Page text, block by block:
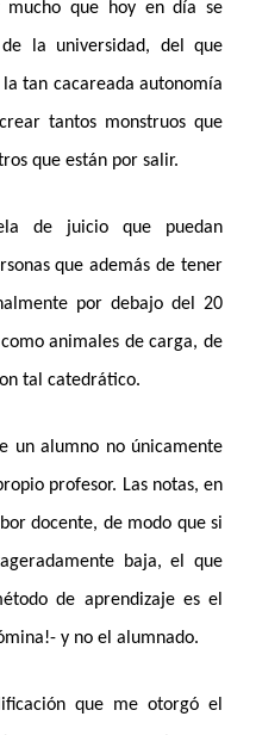
que hoy en día se
la universidad, del que
tan cacareada autonomía
tantos monstruos que
que están por salir.
de juicio que puedan
que además de tener
por debajo del 20
animales de carga, de
tal catedrático.
un alumno no únicamente
profesor. Las notas, en
docente, de modo que si
baja, el que
de aprendizaje es el
y no el alumnado.
que me otorgó el